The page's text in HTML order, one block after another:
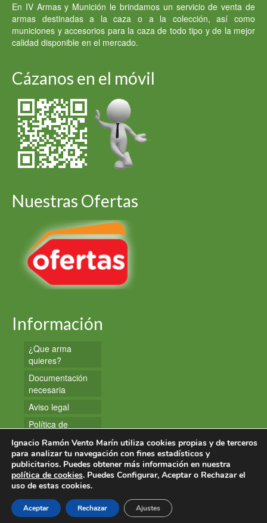
En IV Armas y Munición le brindamos un servicio de venta de
armas destinadas a la caza o a la colección, así como
municiones y accesorios para la caza de todo tipo y de la mejor
calidad disponible en el mercado.
Cázanos en el móvil
Nuestras Ofertas
Información
¿Que arma
quieres?
Documentación
necesaria
Aviso legal
Política de
privacidad
Política de
cookies
Ignacio Ramón Vento Marín utiliza cookies propias y de terceros
para analizar tu navegación con fines estadísticos y
publicitarios. Puedes obtener más información en nuestra
política de cookies. Puedes Configurar, Aceptar o Rechazar el
uso de estas cookies.
Aceptar Rechazar Ajustes